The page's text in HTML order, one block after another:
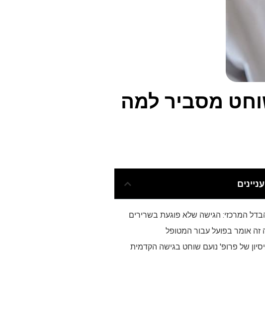
מסביר למה
המרכזי: הגישה שלא פוגעת בשרירים
זה אומר בפועל עבור המטופל
של פרופ' נועם שוחט בגישה הקדמית